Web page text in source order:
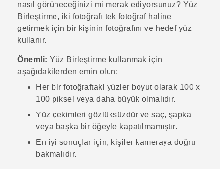
nasıl görüneceğinizi mi merak ediyorsunuz? Yüz
Birleştirme, iki fotoğrafı tek fotoğraf haline
getirmek için bir kişinin fotoğrafını ve hedef yüz
kullanır.
Önemli: Yüz Birleştirme kullanmak için
aşağıdakilerden emin olun:
Her bir fotoğraftaki yüzler boyut olarak 100 x
100 piksel veya daha büyük olmalıdır.
Yüz çekimleri gözlüksüzdür ve saç, şapka
veya başka bir öğeyle kapatılmamıştır.
En iyi sonuçlar için, kişiler kameraya doğru
bakmalıdır.